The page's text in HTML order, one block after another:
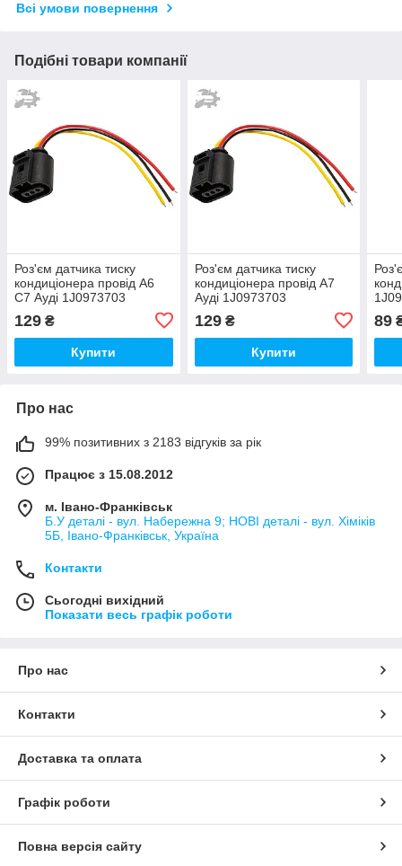
Всі умови повернення
Подібні товари компанії
Роз'єм датчика тиску
кондиціонера провід А6
С7 Ауді 1J0973703
1K0959126E
129 ₴
Купити
Роз'єм датчика тиску
кондиціонера провід А7
Ауді 1J0973703
1K0959126E
129₴
Купити
89
Про нас
99% позитивних з 2183 відгуків за рік
Працює з 15.08.2012
м. Івано-Франківськ
Б.У деталі - вул. Набережна 9; НОВІ деталі - вул. Хіміків
5Б, Івано-Франківськ, Україна
Контакти
Сьогодні вихідний
Показати весь графік роботи
Про нас
Контакти
Доставка та оплата
Графік роботи
Повна версія сайту